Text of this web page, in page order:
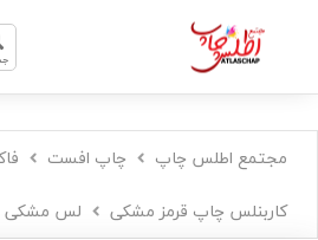
مجتمع اطلس چاپ چاپ افست
کاربنلس چاپ قرمز مشکی
لس مشکی قرمز